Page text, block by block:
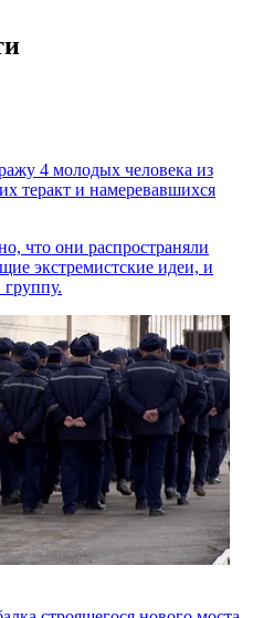
4 молодых человека из
теракт и намеревавшихся
что они распространяли
экстремистские идеи, и